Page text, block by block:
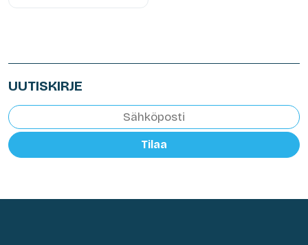
UUTISKIRJE
Tilaa